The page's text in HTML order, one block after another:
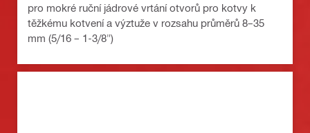
pro mokré ruční jádrové vrtání otvorů pro kotvy k
těžkému kotvení a výztuže v rozsahu průměrů 8–35
mm (5/16 – 1-3/8")